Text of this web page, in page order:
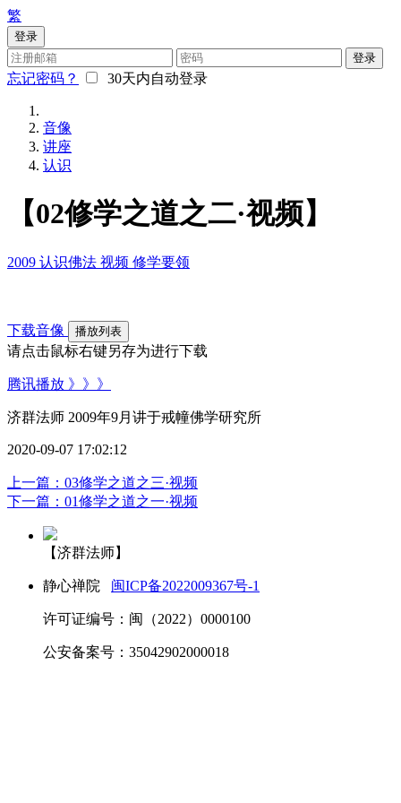
繁
登录
登录
忘记密码？ 30天内自动登录
音像
讲座
认识
【02修学之道之二·视频】
2009 认识佛法 视频 修学要领
下载音像 播放列表
请点击鼠标右键另存为进行下载
腾讯播放 》》》
济群法师 2009年9月讲于戒幢佛学研究所
2020-09-07 17:02:12
上一篇：03修学之道之三·视频
下一篇：01修学之道之一·视频
【济群法师】
静心禅院 闽ICP备2022009367号-1
许可证编号：闽（2022）0000100
公安备案号：35042902000018